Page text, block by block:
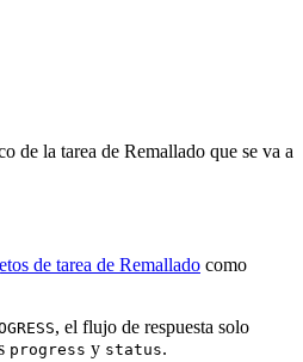
de la tarea de Remallado que se va a
de tarea de Remallado como
, el flujo de respuesta solo
progress y status.